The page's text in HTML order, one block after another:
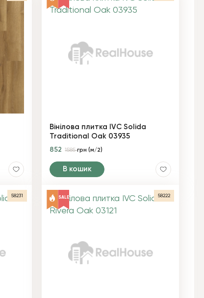
Вінілова плитка IVC Solida
Traditional Oak 03935
852 1585грн (м/2)
В кошик
58231 SALE 58222